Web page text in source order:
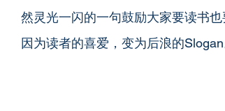
然灵光一闪的一句鼓励大家要读书也
因为读者的喜爱，变为后浪的Slogan